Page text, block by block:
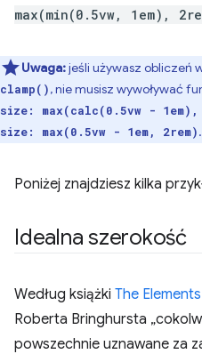
max(min(0.5vw, 1em),
Uwaga:jeśli używasz obliczeń
clamp(), nie musisz wywoływać
size: max(calc(0.5vw - 1em),
size: max(0.5vw - 1em, 2rem).
Poniżej znajdziesz kilka
Idealna szerokość
Według książki The
Roberta Bringhursta
powszechnie uznawane za